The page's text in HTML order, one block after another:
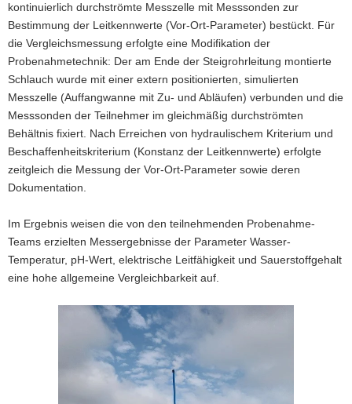
kontinuierlich durchströmte Messzelle mit Messsonden zur
Bestimmung der Leitkennwerte (Vor-Ort-Parameter) bestückt. Für
die Vergleichsmessung erfolgte eine Modifikation der
Probenahmetechnik: Der am Ende der Steigrohrleitung montierte
Schlauch wurde mit einer extern positionierten, simulierten
Messzelle (Auffangwanne mit Zu- und Abläufen) verbunden und die
Messsonden der Teilnehmer im gleichmäßig durchströmten
Behältnis fixiert. Nach Erreichen von hydraulischem Kriterium und
Beschaffenheitskriterium (Konstanz der Leitkennwerte) erfolgte
zeitgleich die Messung der Vor-Ort-Parameter sowie deren
Dokumentation.
Im Ergebnis weisen die von den teilnehmenden Probenahme-
Teams erzielten Messergebnisse der Parameter Wasser-
Temperatur, pH-Wert, elektrische Leitfähigkeit und Sauerstoffgehalt
eine hohe allgemeine Vergleichbarkeit auf.